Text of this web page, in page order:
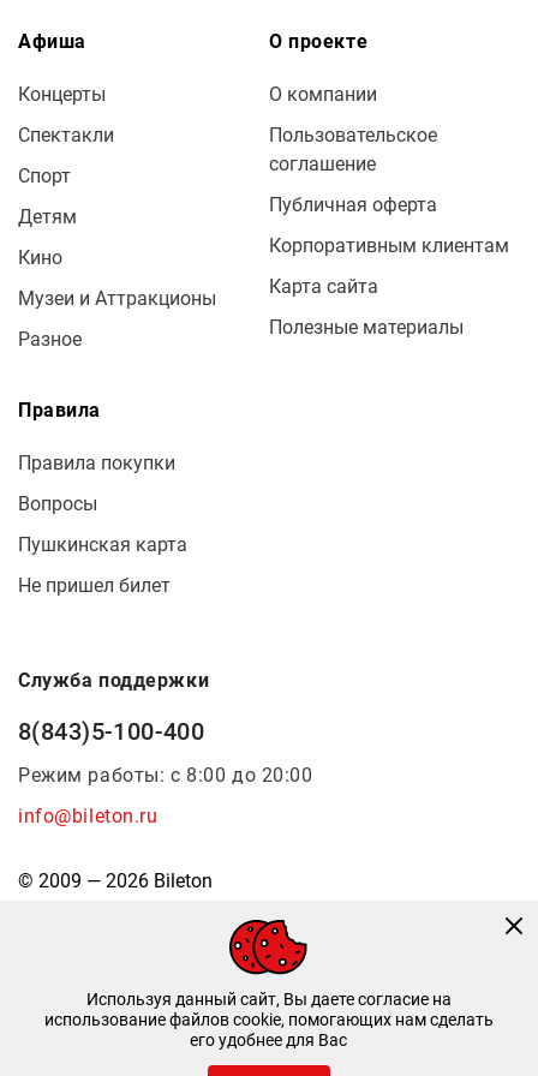
Афиша
Концерты
Спектакли
Спорт
Детям
Кино
Музеи и Аттракционы
Разное
О проекте
О компании
Пользовательское
соглашение
Публичная оферта
Корпоративным клиентам
Карта сайта
Полезные материалы
Правила
Правила покупки
Вопросы
Пушкинская карта
Не пришел билет
Служба поддержки
8(843)5-100-400
Режим работы: с 8:00 до 20:00
info@bileton.ru
© 2009 — 2026 Bileton
Инфоматика
Используя данный сайт, Вы даете согласие на
использование файлов cookie, помогающих нам сделать
его удобнее для Вас